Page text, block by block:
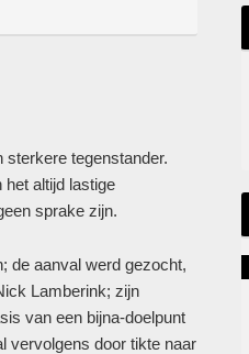
tegenstander.
altijd lastige
sprake zijn.
de aanval werd gezocht,
Lamberink; zijn
van een bijna-doelpunt
vervolgens door tikte naar